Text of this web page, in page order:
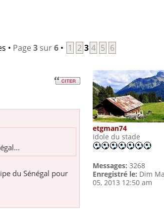
• Page 3sur6• 1 2 3 4 5 6
du Sénégal pour
etgman74
Idole du stade
Messages: 3268
Enregistré le: Dim
05, 2013 12:50 am